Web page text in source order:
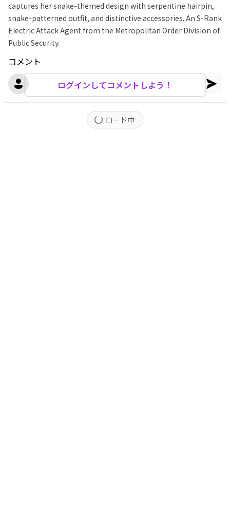
captures her snake-themed design with serpentine hairpin,
snake-patterned outfit, and distinctive accessories. An S-Rank
Electric Attack Agent from the Metropolitan Order Division of
Public Security.
コメント
ログインしてコメントしよう！
ロード中